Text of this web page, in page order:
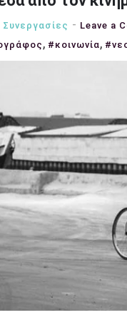
Συνεργασίες Leave a
, #κοινωνία,